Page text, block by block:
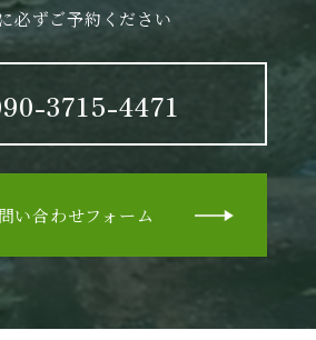
必ずご予約ください
3715-4471
い合わせフォーム